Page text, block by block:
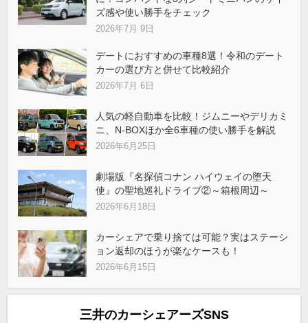
ズ感や使い勝手をチェック
2026年7月 9日
デートにおすすめの車種8選！令和のデート
カーの選び方と併せて比較紹介
2026年7月 6日
人気の軽自動車を比較！ジムニーやデリカミ
ニ、N-BOXほか全6車種の使い勝手を解説
2026年6月25日
劇場版『名探偵コナン ハイウェイの堕天
使』の聖地巡礼ドライブ②～箱根周辺～
2026年6月18日
カーシェアで乗り捨ては可能？実はステーシ
ョン返却のほうが楽なケースも！
2026年6月15日
三井のカーシェアーズSNS